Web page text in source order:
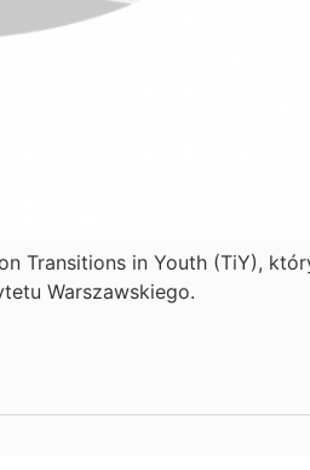
Transitions in Youth (TiY),
Warszawskiego.